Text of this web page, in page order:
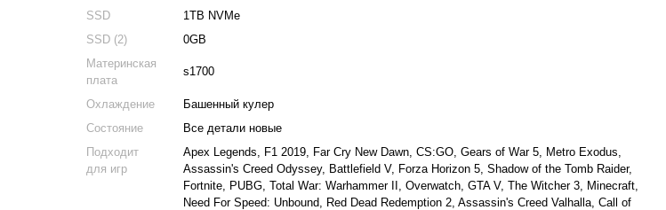
SSD
1TB NVMe
SSD (2)
0GB
Материнская
плата
s1700
Охлаждение
Башенный кулер
Состояние
Все детали новые
Подходит
для игр
Apex Legends, F1 2019, Far Cry New Dawn, CS:GO, Gears of War 5, Metro Exodus,
Assassin's Creed Odyssey, Battlefield V, Forza Horizon 5, Shadow of the Tomb Raider,
Fortnite, PUBG, Total War: Warhammer II, Overwatch, GTA V, The Witcher 3, Minecraft,
Need For Speed: Unbound, Red Dead Redemption 2, Assassin's Creed Valhalla, Call of